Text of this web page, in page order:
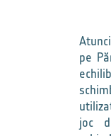
pe
joc